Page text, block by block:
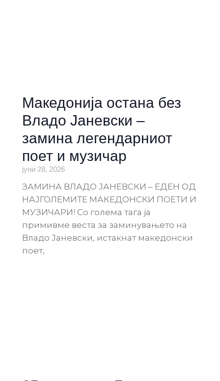
Македонија остана без
Владо Јаневски –
замина легендарниот
поет и музичар
јуни 28, 2026
ЗАМИНА ВЛАДО ЈАНЕВСКИ – ЕДЕН ОД
НАЈГОЛЕМИТЕ МАКЕДОНСКИ ПОЕТИ И
МУЗИЧАРИ! Со голема тага ја
примивме веста за заминувањето на
Владо Јаневски, истакнат македонски
поет,